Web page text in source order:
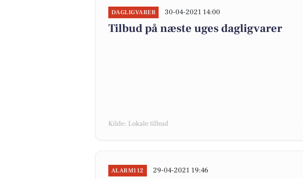
DAGLIGVARER 30-04-2021 14:00
Tilbud på næste uges dagligvarer
Kilde: Lokale tilbud
ALARM112 29-04-2021 19:46